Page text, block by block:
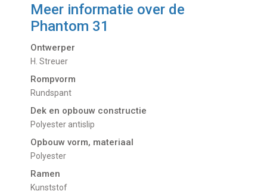
Meer informatie over de
Phantom 31
Ontwerper
H. Streuer
Rompvorm
Rundspant
Dek en opbouw constructie
Polyester antislip
Opbouw vorm, materiaal
Polyester
Ramen
Kunststof